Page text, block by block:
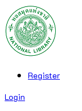
Register
Login